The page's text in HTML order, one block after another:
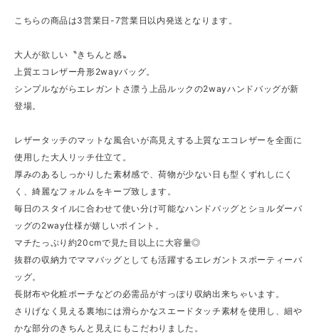
こちらの商品は3営業日-7営業日以内発送となります。
大人が欲しい〝きちんと感〟
上質エコレザー舟形2wayバッグ。
シンプルながらエレガントさ漂う上品ルックの2wayハンドバッグが新
登場。
レザータッチのマットな風合いが高見えする上質なエコレザーを全面に
使用した大人リッチ仕立て。
厚みのあるしっかりした素材感で、荷物が少ない日も型くずれしにく
く、綺麗なフォルムをキープ致します。
毎日のスタイルに合わせて使い分け可能なハンドバッグとショルダーバ
ッグの2way仕様が嬉しいポイント。
マチたっぷり約20cmで見た目以上に大容量◎
抜群の収納力でママバッグとしても活躍するエレガントスポーティーバ
ッグ。
長財布や化粧ポーチなどの必需品がすっぽり収納出来ちゃいます。
さりげなく見える裏地には滑らかなスエードタッチ素材を使用し、細や
かな部分のきちんと見えにもこだわりました。